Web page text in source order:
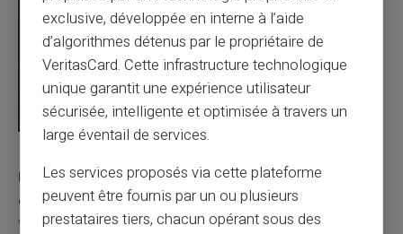
Une carte bancaire gratuite sans compte, ça
existe ?
Vous avez tapé cette recherche parce que votre banque vous
exclusive, développée en interne à l’aide
d’algorithmes détenus par le propriétaire de
VeritasCard. Cette infrastructure technologique
unique garantit une expérience utilisateur
sécurisée, intelligente et optimisée à travers un
large éventail de services.
Les services proposés via cette plateforme
peuvent être fournis par un ou plusieurs
prestataires tiers, chacun opérant sous des